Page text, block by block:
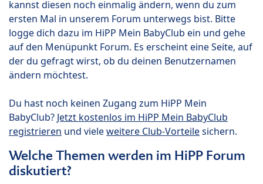
kannst diesen noch einmalig ändern, wenn du zum
ersten Mal in unserem Forum unterwegs bist. Bitte
logge dich dazu im HiPP Mein BabyClub ein und gehe
auf den Menüpunkt Forum. Es erscheint eine Seite, auf
der du gefragt wirst, ob du deinen Benutzernamen
ändern möchtest.
Du hast noch keinen Zugang zum HiPP Mein
BabyClub? Jetzt kostenlos im HiPP Mein BabyClub
registrieren und vieleweitere Club-Vorteilesichern.
Welche Themen werden im HiPP Forum
diskutiert?